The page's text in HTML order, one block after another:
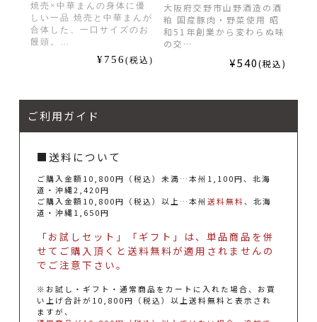
焼売×中華まんの身体に優
しい一品 焼売と中華まんが
合体した、一口サイズのお
饅頭。…
¥756 (税込)
大阪府交野市山野酒造の酒
粕 国産豚肉・野菜使用 昭
和51年創業から変わらぬ味
の交…
¥540(税込)
ご利用ガイド
■送料について
ご購入金額10,800円（税込）未満…本州1,100円、北海
道・沖縄2,420円
ご購入金額10,800円（税込）以上…本州 送料無料、北海
道・沖縄1,650円
「お試しセット」「ギフト」は、単品商品を併
せてご購入頂くと送料無料が適用されませんの
でご注意下さい。
※お試し・ギフト・通常商品をカートに入れた場合、お買
い上げ合計が10,800円（税込）以上送料無料と表示され
ますが、